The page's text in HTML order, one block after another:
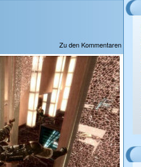
Zu den Kommentaren